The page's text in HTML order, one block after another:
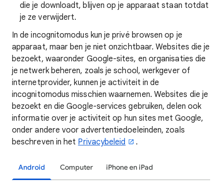
die je downloadt, blijven op je apparaat staan totdat
je ze verwijdert.
In de incognitomodus kun je privé browsen op je
apparaat, maar ben je niet onzichtbaar. Websites die je
bezoekt, waaronder Google-sites, en organisaties die
je netwerk beheren, zoals je school, werkgever of
internetprovider, kunnen je activiteit in de
incognitomodus misschien waarnemen. Websites die je
bezoekt en die Google-services gebruiken, delen ook
informatie over je activiteit op hun sites met Google,
onder andere voor advertentiedoeleinden, zoals
beschreven in het Privacybeleid .
Android Computer iPhone en iPad